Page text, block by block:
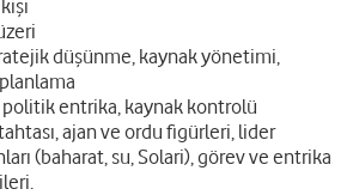
düşünme, kaynak yönetimi,
entrika, kaynak kontrolü
ajan ve ordu figürleri, lider
(baharat, su, Solari), görev ve entrika